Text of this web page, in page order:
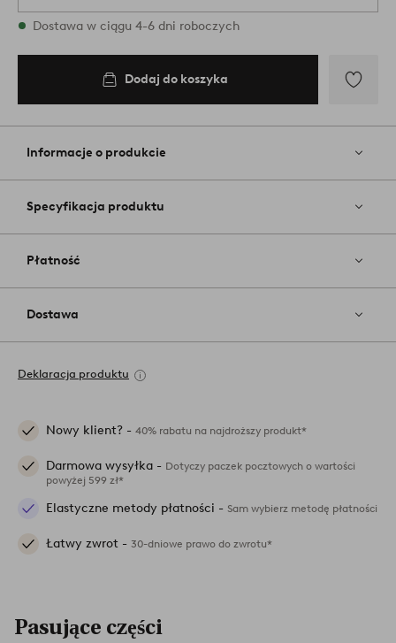
1 rozmiary są dostępne w magazynie
Dostawa w ciągu 4-6 dni roboczych
DodajDodaj do koszyka
do
Informacje o produkcie
Specyfikacja produktu
Płatność
Dostawa
Deklaracja produktu
Nowy klient? - 40% rabatu na najdroższy produkt*
Darmowa wysyłka - Dotyczy paczek pocztowych o wartości
powyżej 599 zł*
Elastyczne metody płatności - Sam wybierz metodę płatności
Łatwy zwrot - 30-dniowe prawo do zwrotu*
Pasujące części